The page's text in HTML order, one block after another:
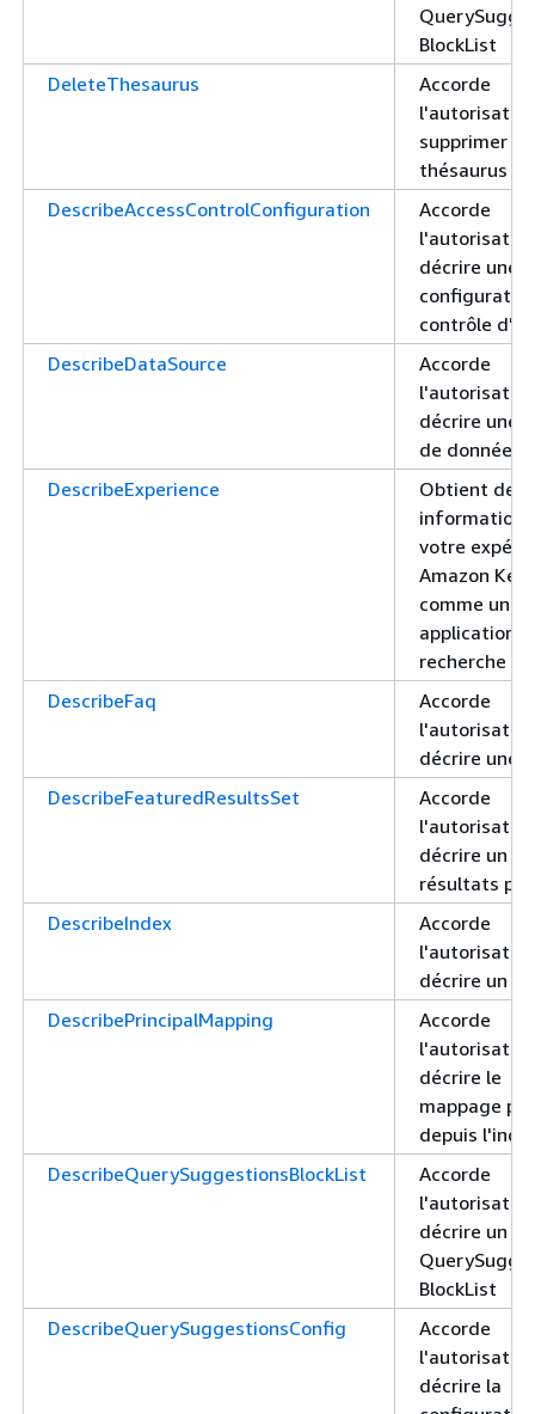
BlockList
DeleteThesaurus
Accorde
supprimer un
thésaurus
DescribeAccessControlConfiguration
Accorde
décrire une
contrôle
DescribeDataSource
Accorde
décrire une
de données
DescribeExperience
Obtient des
votre
Amazon
comme une
application
recherche
DescribeFaq
Accorde
décrire une
DescribeFeaturedResultsSet
Accorde
décrire un
résultats
DescribeIndex
Accorde
décrire un
DescribePrincipalMapping
Accorde
décrire le
mappage
depuis
DescribeQuerySuggestionsBlockList
Accorde
décrire un
BlockList
DescribeQuerySuggestionsConfig
Accorde
décrire la